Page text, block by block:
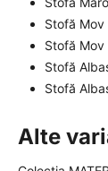
Stofă Mov
Stofă Mov
Stofă
Stofă
Alte